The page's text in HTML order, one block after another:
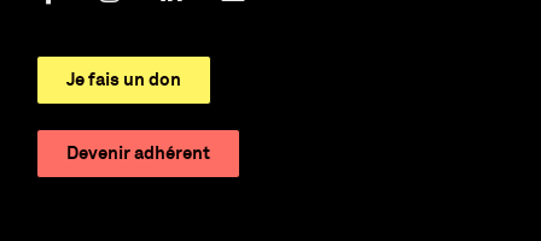
Je fais un don
Devenir adhérent